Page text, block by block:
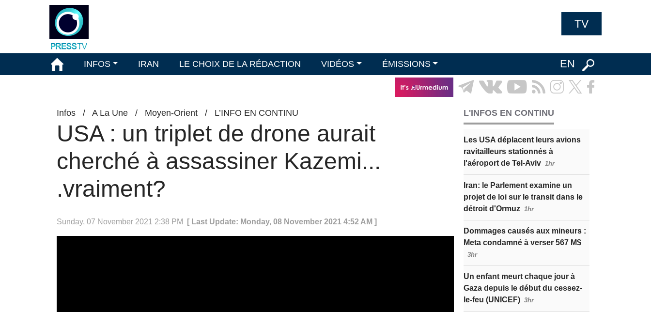
TV
INFOS IRAN LE CHOIX DE LA RÉDACTION VIDÉOS ÉMISSIONS EN
Infos / A La Une / Moyen-Orient / L’INFO EN CONTINU
USA : un triplet de drone aurait
cherché à assassiner Kazemi...
.vraiment?
Sunday, 07 November 2021 2:38 PM [ Last Update: Monday, 08 November 2021 4:52 AM ]
L'INFOS EN CONTINU
Les USA déplacent leurs avions
ravitailleurs stationnés à
l'aéroport de Tel-Aviv 1hr
Iran: le Parlement examine un
projet de loi sur le transit dans le
détroit d'Ormuz 1hr
Dommages causés aux mineurs :
Meta condamné à verser 567 M$
3hr
Un enfant meurt chaque jour à
Gaza depuis le début du cessez-
le-feu (UNICEF) 3hr